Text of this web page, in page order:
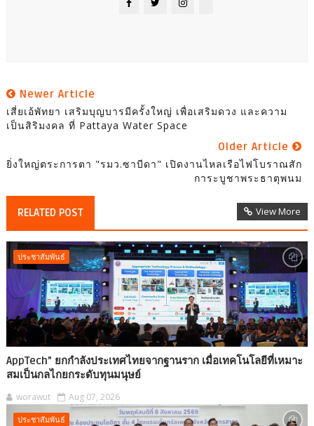
Newer Article
เสี่ยเอ้พัทยา เสริมบุญบารมีครั้งใหญ่ เพื่อเสริมดวง และความ
เป็นสิริมงคล ที่ Pattaya Water Space
Older Article
ยิ่งใหญ่ตระการตา "รมว.ซาบีดา" เปิดงานไหลเรือไฟโบราณสัก
การะบูชาพระธาตุพนม
RELATED POST View More
ประชาสัมพันธ์
AppTech”​ ยกกำลังประเทศไทยจากฐานราก เมื่อเทคโนโลยีที่เหมาะ
สมเป็นกลไกยกระดับทุนมนุษย์
worawut Aug 07, 2026
ประชาสัมพันธ์